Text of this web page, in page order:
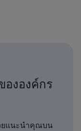
งองค์กร
ยแนะนำคุณบน